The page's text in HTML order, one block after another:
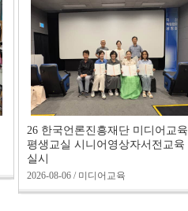
26 한국언론진흥재단 미디어교육
평생교실 시니어영상자서전교육
실시
2026-08-06 / 미디어교육